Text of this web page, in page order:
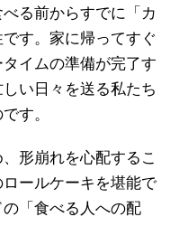
る前からすでに「カ
す。家に帰ってすぐ
イムの準備が完了す
い日々を送る私たち
す。
形崩れを心配するこ
ールケーキを堪能で
「食べる人への配